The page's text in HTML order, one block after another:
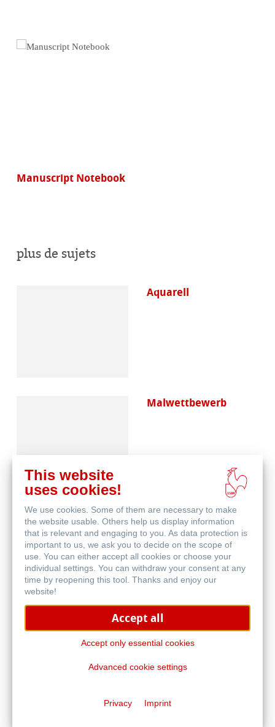
Manuscript Notebook
plus de sujets
Aquarell
Malwettbewerb
Häufig gestellte
Fragen
Qualitätskriterien -
Traditional FineArt
This website
uses cookies!
We use cookies. Some of them are necessary to make
the website usable. Others help us display information
that is relevant and engaging to you. As data protection is
important to us, we ask you to decide on the scope of
use. You can either accept all cookies or choose your
individual settings. You can withdraw your consent at any
time by reopening this tool. Thanks and enjoy our
website!
Accept all
Accept only essential cookies
Advanced cookie settings
Privacy Imprint